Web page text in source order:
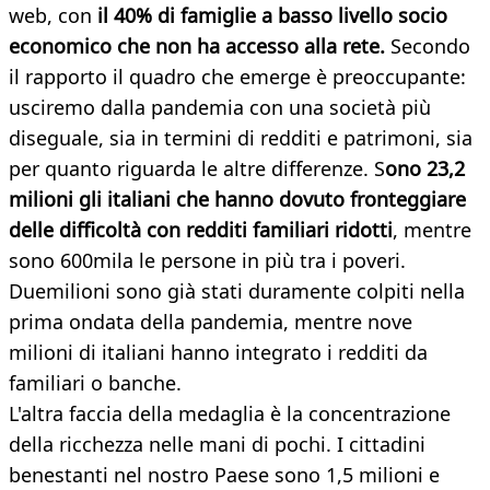
web, con il 40% di famiglie a basso livello socio
economico che non ha accesso alla rete. Secondo
il rapporto il quadro che emerge è preoccupante:
usciremo dalla pandemia con una società più
diseguale, sia in termini di redditi e patrimoni, sia
per quanto riguarda le altre differenze. Sono 23,2
milioni gli italiani che hanno dovuto fronteggiare
delle difficoltà con redditi familiari ridotti, mentre
sono 600mila le persone in più tra i poveri.
Duemilioni sono già stati duramente colpiti nella
prima ondata della pandemia, mentre nove
milioni di italiani hanno integrato i redditi da
familiari o banche.
L'altra faccia della medaglia è la concentrazione
della ricchezza nelle mani di pochi. I cittadini
benestanti nel nostro Paese sono 1,5 milioni e